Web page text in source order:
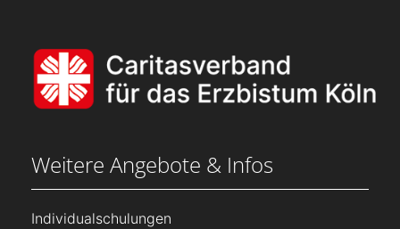
Weitere Angebote & Infos
Individualschulungen